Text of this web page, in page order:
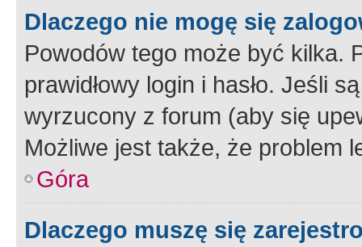
Dlaczego nie mogę się
Powodów tego może być kilka.
prawidłowy login i hasło. Jeśli
wyrzucony z forum (aby się
Możliwe jest także, że problem
Góra
Dlaczego muszę się